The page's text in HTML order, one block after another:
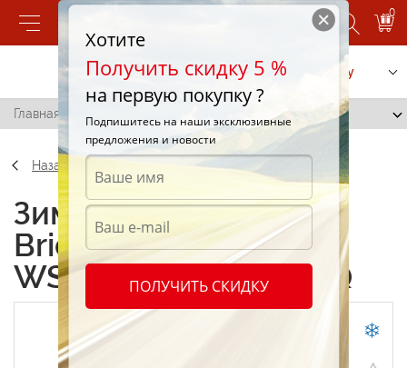
0
Позвонить Заказать услугу
Главная / Bridgestone Blizzak WS50 225/60 R16 98Q
Назад
Зимние шины
Bridgestone Blizzak
WS50 225/60 R16 98Q
Хотите
Получить скидку 5 %
на первую покупку ?
Подпишитесь на наши эксклюзивные
предложения и новости
ПОЛУЧИТЬ СКИДКУ